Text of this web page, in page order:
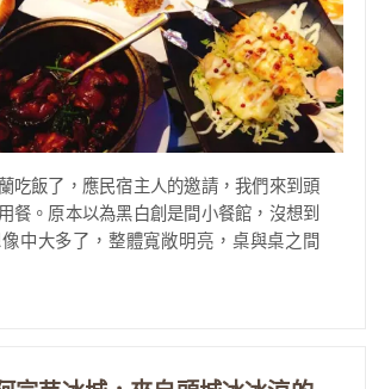
吃飯了，應民宿主人的邀請，我們來到頭
餐。原本以為黑白創是間小餐館，沒想到
中大多了，整體寬敞明亮，桌與桌之間